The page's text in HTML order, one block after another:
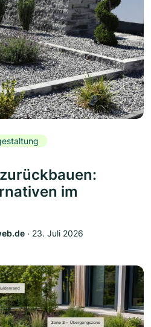
im
‧ 23. Juli 2026